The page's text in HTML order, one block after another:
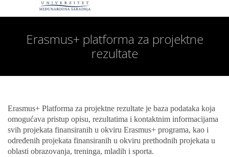
Erasmus+ platforma za projektne
rezultate
Erasmus+ Platforma za projektne rezultate je baza podataka koja
omogućava pristup opisu, rezultatima i kontaktnim informacijama
svih projekata finansiranih u okviru Erasmus+ programa, kao i
određenih projekata finansiranih u okviru prethodnih projekata u
oblasti obrazovanja, treninga, mladih i sporta.